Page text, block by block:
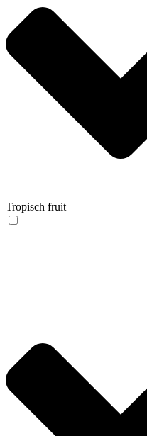
Tropisch fruit